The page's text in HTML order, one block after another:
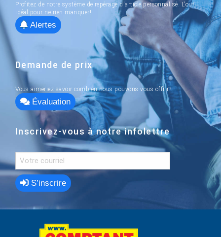
Profitez de notre système de repérage d'article personnalisé. L'outil
idéal pour ne rien manquer!
Alertes
Demande de prix
Vous aimeriez savoir combien nous pouvons vous offrir?
Évaluation
Inscrivez-vous à notre infolettre
S’inscrire